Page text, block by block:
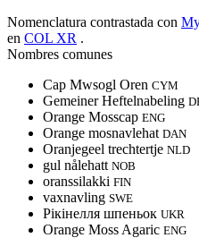
Nomenclatura contrastada con
en COL XR .
Nombres comunes
Cap Mwsogl Oren CYM
Gemeiner Heftelnabeling
Orange Mosscap ENG
Orange mosnavlehat DAN
Oranjegeel trechtertje NLD
gul nålehatt NOB
oranssilakki FIN
vaxnavling SWE
Рікінелля шпеньок UKR
Orange Moss Agaric ENG